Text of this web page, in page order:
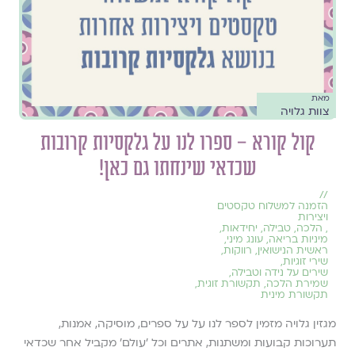
מאת
צוות גלויה
קול קורא – ספרו לנו על גלקסיות קרובות
שכדאי שינחתו גם כאן!
//
הזמנה למשלוח טקסטים
ויצירות
, הלכה, טבילה, יחידאות,
מיניות בריאה, עונג מיני,
ראשית הנישואין, רווקות,
שירי זוגיות,
שירים על נידה וטבילה,
שמירת הלכה, תקשורת זוגית,
תקשורת מינית
מגזין גלויה מזמין לספר לנו על על ספרים, מוסיקה, אמנות,
תערוכות קבועות ומשתנות, אתרים וכל ׳עולם׳ מקביל אחר שכדאי